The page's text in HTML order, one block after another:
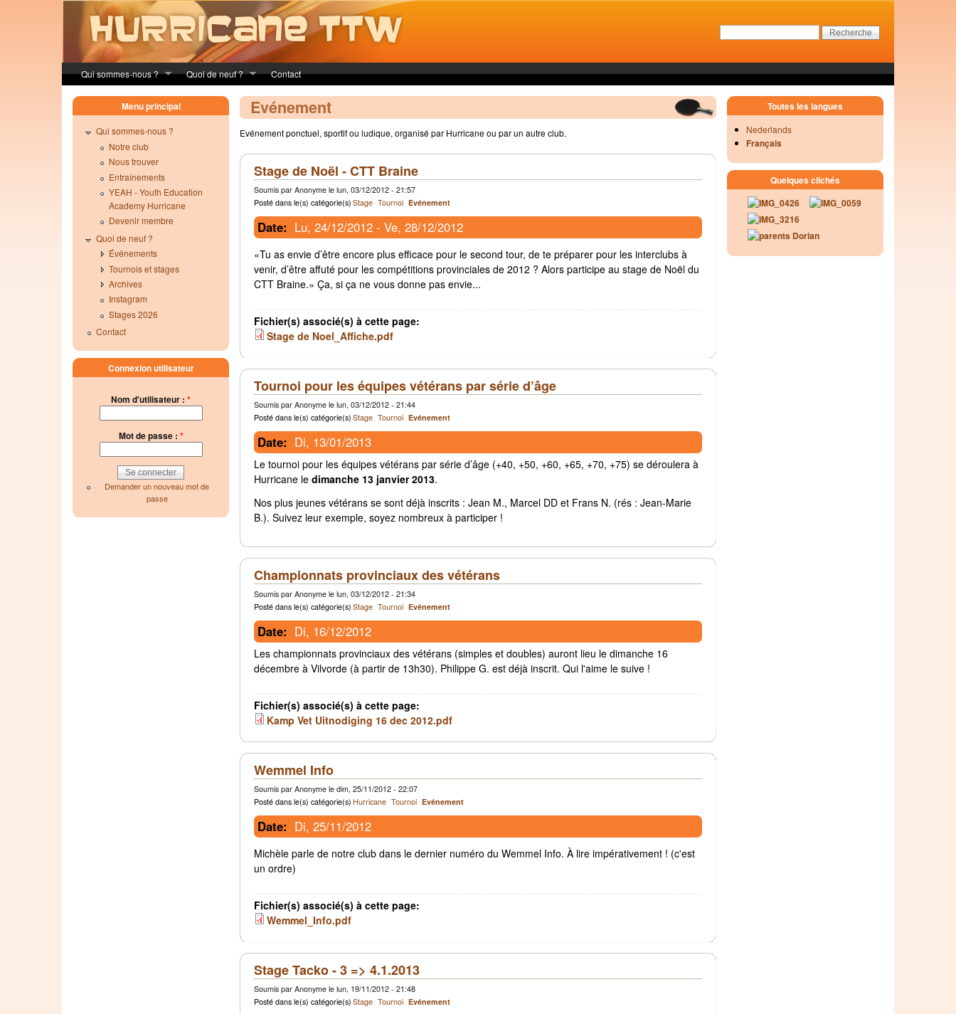
Qui sommes-nous ? Quoi de neuf ? Contact
Evénement
Evénement ponctuel, sportif ou ludique, organisé par Hurricane ou par un autre club.
Stage de Noël - CTT Braine
Soumis par Anonyme le lun, 03/12/2012 - 21:57
Posté dans le(s) catégorie(s) Stage Tournoi Evénement
Date: Lu, 24/12/2012 -Ve, 28/12/2012
«Tu as envie d’être encore plus efficace pour le second tour, de te préparer pour les interclubs à
venir, d’être affuté pour les compétitions provinciales de 2012 ? Alors participe au stage de Noël du
CTT Braine.» Ça, si ça ne vous donne pas envie...
Fichier(s) associé(s) à cette page:
Stage de Noel_Affiche.pdf
Tournoi pour les équipes vétérans par série d’âge
Soumis par Anonyme le lun, 03/12/2012 - 21:44
Posté dans le(s) catégorie(s) Stage Tournoi Evénement
Date: Di, 13/01/2013
Le tournoi pour les équipes vétérans par série d’âge (+40, +50, +60, +65, +70, +75) se déroulera à
Hurricane ledimanche 13 janvier 2013.
Nos plus jeunes vétérans se sont déjà inscrits : Jean M., Marcel DD et Frans N. (rés : Jean-Marie
B.). Suivez leur exemple, soyez nombreux à participer !
Championnats provinciaux des vétérans
Soumis par Anonyme le lun, 03/12/2012 - 21:34
Posté dans le(s) catégorie(s) Stage Tournoi Evénement
Date: Di, 16/12/2012
Les championnats provinciaux des vétérans (simples et doubles) auront lieu le dimanche 16
décembre à Vilvorde (à partir de 13h30). Philippe G. est déjà inscrit. Qui l'aime le suive !
Fichier(s) associé(s) à cette page:
Kamp Vet Uitnodiging 16 dec 2012.pdf
Wemmel Info
Soumis par Anonyme le dim, 25/11/2012 - 22:07
Posté dans le(s) catégorie(s) Hurricane Tournoi Evénement
Date: Di, 25/11/2012
Michèle parle de notre club dans le dernier numéro du Wemmel Info. À lire impérativement ! (c'est
un ordre)
Fichier(s) associé(s) à cette page:
Wemmel_Info.pdf
Stage Tacko - 3 => 4.1.2013
Soumis par Anonyme le lun, 19/11/2012 - 21:48
Posté dans le(s) catégorie(s) Stage Tournoi Evénement
Menu principal
Qui sommes-nous ?
Notre club
Nous trouver
Entraînements
YEAH - Youth Education
Academy Hurricane
Devenir membre
Quoi de neuf ?
Événements
Tournois et stages
Archives
Instagram
Stages 2026
Contact
Connexion utilisateur
Nom d'utilisateur :*
Mot de passe : *
Demander un nouveau mot de
passe
Toutes les langues
Nederlands
Français
Quelques clichés